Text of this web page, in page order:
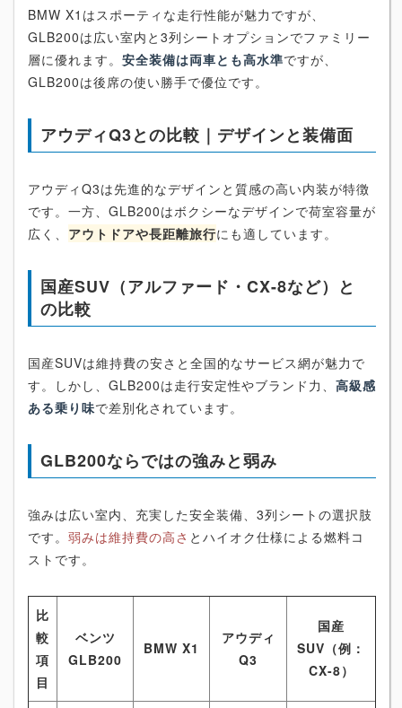
BMW X1はスポーティな走行性能が魅力ですが、
GLB200は広い室内と3列シートオプションでファミリー
層に優れます。 安全装備は両車とも高水準ですが、
GLB200は後席の使い勝手で優位です。
アウディQ3との比較｜デザインと装備面
アウディQ3は先進的なデザインと質感の高い内装が特徴
です。一方、GLB200はボクシーなデザインで荷室容量が
広く、 アウトドアや長距離旅行にも適しています。
国産SUV（アルファード・CX-8など）と
の比較
国産SUVは維持費の安さと全国的なサービス網が魅力で
す。しかし、GLB200は走行安定性やブランド力、 高級感
ある乗り味で差別化されています。
GLB200ならではの強みと弱み
強みは広い室内、充実した安全装備、3列シートの選択肢
です。 弱みは維持費の高さ とハイオク仕様による燃料コ
ストです。
比
較
項
目
ベンツ
GLB200
BMW X1
アウディ
Q3
国産
SUV（例：
CX-8）